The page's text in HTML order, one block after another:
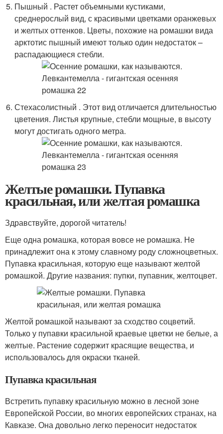
Пышный . Растет объемными кустиками,
среднерослый вид, с красивыми цветками оранжевых
и желтых оттенков. Цветы, похожие на ромашки вида
арктотис пышный имеют только один недостаток –
распадающиеся стебли.
Стехасолистный . Этот вид отличается длительностью
цветения. Листья крупные, стебли мощные, в высоту
могут достигать одного метра.
Желтые ромашки. Пупавка
красильная, или желтая ромашка
Здравствуйте, дорогой читатель!
Еще одна ромашка, которая вовсе не ромашка. Не
принадлежит она к этому славному роду сложноцветных.
Пупавка красильная, которую еще называют желтой
ромашкой. Другие названия: пупки, пупавник, желтоцвет.
Желтой ромашкой называют за сходство соцветий.
Только у пупавки красильной краевые цветки не белые, а
желтые. Растение содержит красящие вещества, и
использовалось для окраски тканей.
Пупавка красильная
Встретить пупавку красильную можно в лесной зоне
Европейской России, во многих европейских странах, на
Кавказе. Она довольно легко переносит недостаток